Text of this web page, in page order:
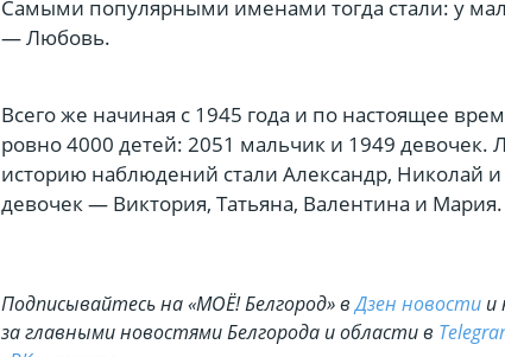
Самыми популярными именами тогда стали: у
— Любовь.
Всего же начиная с 1945 года и по настоящее
ровно 4000 детей: 2051 мальчик и 1949
историю наблюдений стали Александр, Николай
девочек — Виктория, Татьяна, Валентина и Мария.
Подписывайтесь на «МОЁ! Белгород» вДзен новости и
за главными новостями Белгорода и области в